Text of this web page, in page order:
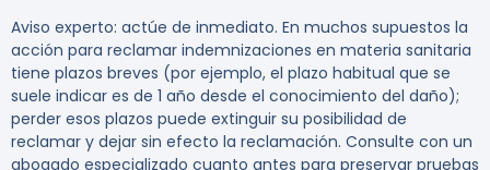
Aviso experto: actúe de inmediato. En muchos supuestos la
acción para reclamar indemnizaciones en materia sanitaria
tiene plazos breves (por ejemplo, el plazo habitual que se
suele indicar es de 1 año desde el conocimiento del daño);
perder esos plazos puede extinguir su posibilidad de
reclamar y dejar sin efecto la reclamación. Consulte con un
abogado especializado cuanto antes para preservar pruebas